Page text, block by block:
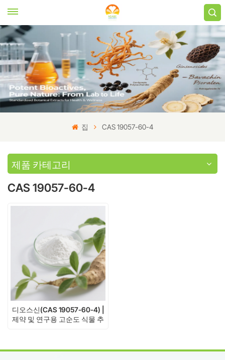
집 CAS 19057-60-4
제품 카테고리
CAS 19057-60-4
디오스신(CAS 19057-60-4) |
제약 및 연구용 고순도 식물 추